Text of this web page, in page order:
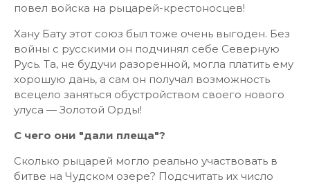
повел войска на рыцарей-крестоносцев!
Хану Бату этот союз был тоже очень выгоден. Без
войны с русскими он подчинял себе Северную
Русь. Та, не будучи разоренной, могла платить ему
хорошую дань, а сам он получал возможность
всецело заняться обустройством своего нового
улуса — Золотой Орды!
С чего они "дали плеща"?
Сколько рыцарей могло реально участвовать в
битве на Чудском озере? Подсчитать их число